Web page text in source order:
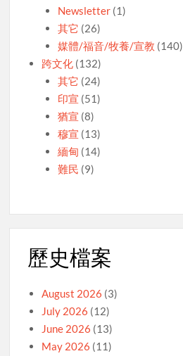
Newsletter(1)
其它 (26)
媒體/福音/牧養/宣教 (140)
跨文化 (132)
其它 (24)
印宣 (51)
猶宣 (8)
穆宣 (13)
緬甸 (14)
難民 (9)
歷史檔案
August 2026 (3)
July 2026 (12)
June 2026 (13)
May 2026 (11)